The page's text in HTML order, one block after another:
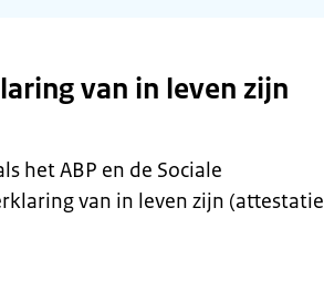
van in leven zijn
het ABP en de Sociale
van in leven zijn (attestatie